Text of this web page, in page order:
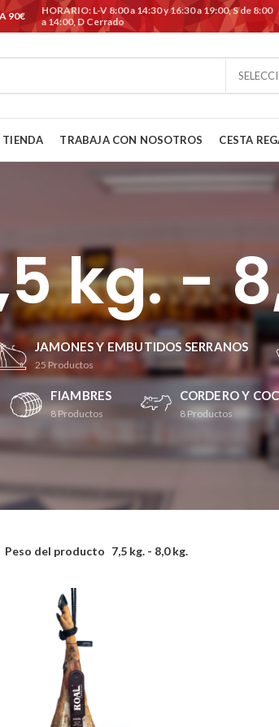
90€
HORARIO: L-V 8:00 a 14:30 y 16:30 a 19:00, S de 8:00
a 14:00, D Cerrado
TIENDA TRABAJA CON NOSOTROS CESTA
kg. -
JAMONES Y EMBUTIDOS SERRANOS
25 Productos
FIAMBRES
8 Productos
CORDERO Y
8 Productos
Peso del producto 7,5 kg. - 8,0 kg.